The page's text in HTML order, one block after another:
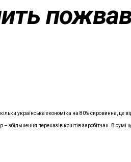
українська економіка на 80% сировинна, це
збільшення переказів коштів заробітчан. В сумі